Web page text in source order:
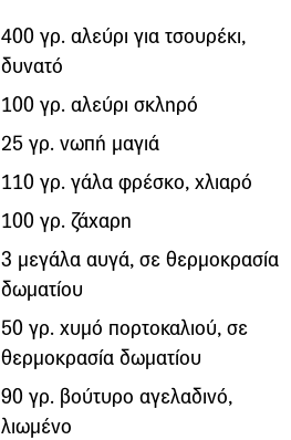
400 γρ. αλεύρι για τσουρέκι,
δυνατό
100 γρ. αλεύρι σκληρό
25 γρ. νωπή μαγιά
110 γρ. γάλα φρέσκο, χλιαρό
100 γρ. ζάχαρη
3 μεγάλα αυγά, σε θερμοκρασία
δωματίου
50 γρ. χυμό πορτοκαλιού, σε
θερμοκρασία δωματίου
90 γρ. βούτυρο αγελαδινό,
λιωμένο